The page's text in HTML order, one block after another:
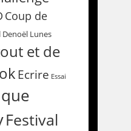
Coup de
Denoël Lunes
et de
Ecrire Essai
Festival